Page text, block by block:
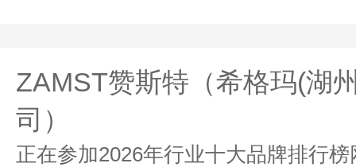
ZAMST赞斯特（希格玛(湖
司）
正在参加2026年行业十大品牌排行